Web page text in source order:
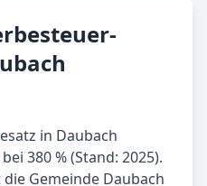
in Daubach
380 % (Stand: 2025).
Gemeinde Daubach